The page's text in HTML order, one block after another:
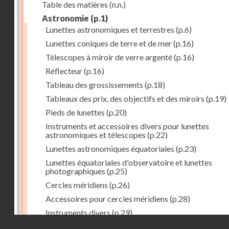
Table des matières (n.n.)
Astronomie (p.1)
Lunettes astronomiques et terrestres (p.6)
Lunettes coniques de terre et de mer(p.16)
Télescopes à miroir de verre argenté(p.16)
Réflecteur(p.16)
Tableau des grossissements (p.18)
Tableaux des prix, des objectifs et des miroirs (p.19)
Pieds de lunettes (p.20)
Instruments et accessoires divers pour lunettes
astronomiques et télescopes (p.22)
Lunettes astronomiques équatoriales (p.23)
Lunettes équatoriales d'observatoire et lunettes
photographiques (p.25)
Cercles méridiens (p.26)
Accessoires pour cercles méridiens (p.28)
Instruments divers (p.29)